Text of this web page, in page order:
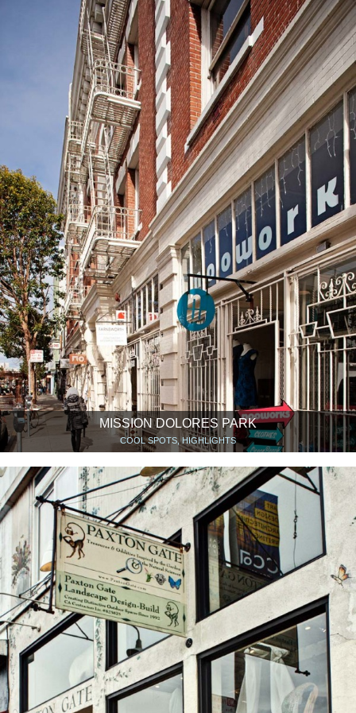
MISSION DOLORES PARK
COOL SPOTS, HIGHLIGHTS